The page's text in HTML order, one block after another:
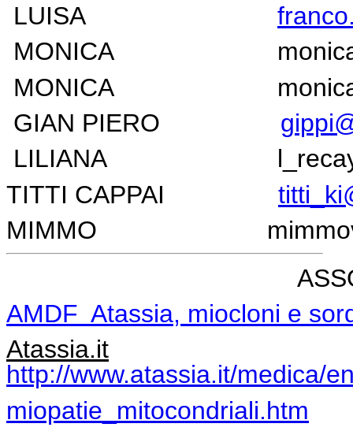
LUISA
MONICA
MONICA
GIAN PIERO
LILIANA
TITTI CAPPAI
MIMMO
AMDF Atassia, miocloni e
Atassia.it
http://www.atassia.it/medica/
miopatie_mitocondriali.htm